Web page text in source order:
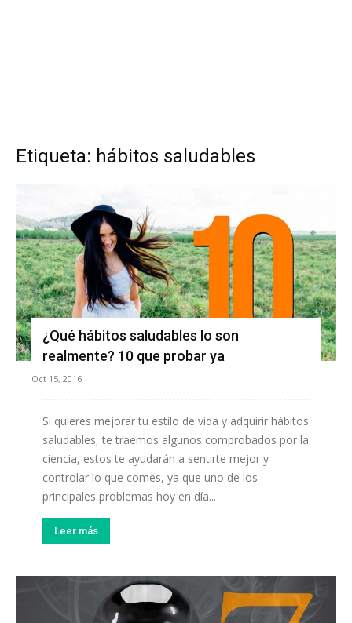
Etiqueta: hábitos saludables
¿Qué hábitos saludables lo son
realmente? 10 que probar ya
Oct 15, 2016
Si quieres mejorar tu estilo de vida y adquirir hábitos
saludables, te traemos algunos comprobados por la
ciencia, estos te ayudarán a sentirte mejor y
controlar lo que comes, ya que uno de los
principales problemas hoy en día...
Leer más